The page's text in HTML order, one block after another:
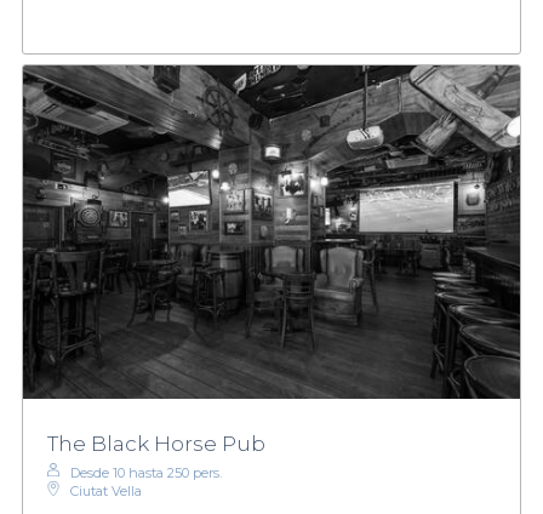
The Black Horse Pub
Desde 10 hasta 250 pers.
Ciutat Vella